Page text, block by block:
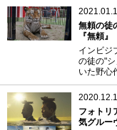
無頼の徒
『無頼』
インビジ
の徒の"
いた野心
フォトリ
気グルー